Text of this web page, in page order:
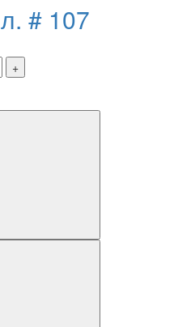
# 107
+